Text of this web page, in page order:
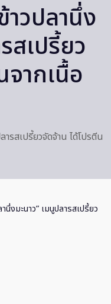
วปลานึ่ง
สเปรี้ยว
จากเนื้อ
รสเปรี้ยวจัดจ้าน ได้โปรตีน
นึ่งมะนาว” เมนูปลารสเปรี้ยว